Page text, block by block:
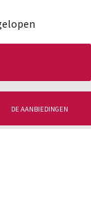
DE AANBIEDINGEN